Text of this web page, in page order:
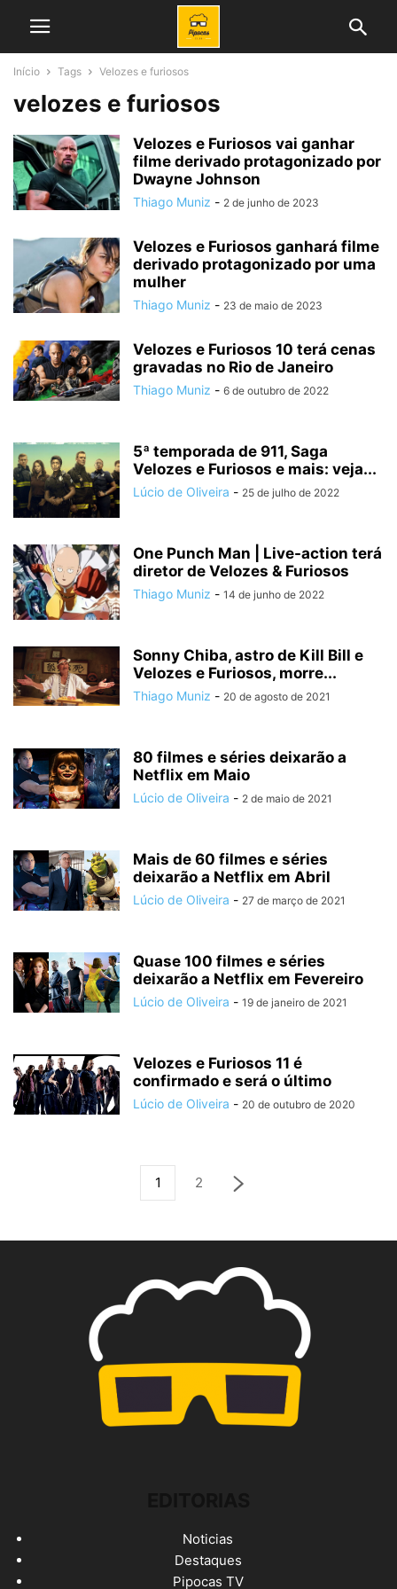
Início Tags Velozes e furiosos
velozes e furiosos
Velozes e Furiosos vai ganhar
filme derivado protagonizado por
Dwayne Johnson
Thiago Muniz - 2 de junho de 2023
Velozes e Furiosos ganhará filme
derivado protagonizado por uma
mulher
Thiago Muniz - 23 de maio de 2023
Velozes e Furiosos 10 terá cenas
gravadas no Rio de Janeiro
Thiago Muniz - 6 de outubro de 2022
5ª temporada de 911, Saga
Velozes e Furiosos e mais: veja...
Lúcio de Oliveira - 25 de julho de 2022
One Punch Man | Live-action terá
diretor de Velozes & Furiosos
Thiago Muniz - 14 de junho de 2022
Sonny Chiba, astro de Kill Bill e
Velozes e Furiosos, morre...
Thiago Muniz - 20 de agosto de 2021
80 filmes e séries deixarão a
Netflix em Maio
Lúcio de Oliveira - 2 de maio de 2021
Mais de 60 filmes e séries
deixarão a Netflix em Abril
Lúcio de Oliveira - 27 de março de 2021
Quase 100 filmes e séries
deixarão a Netflix em Fevereiro
Lúcio de Oliveira - 19 de janeiro de 2021
Velozes e Furiosos 11 é
confirmado e será o último
Lúcio de Oliveira - 20 de outubro de 2020
1 2
Noticias
Destaques
Pipocas TV